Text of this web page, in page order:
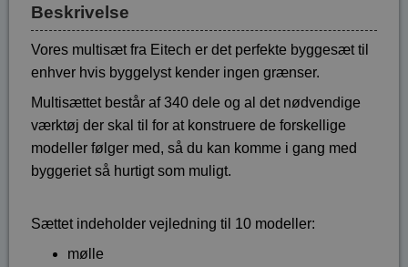
Beskrivelse
Vores multisæt fra Eitech er det perfekte byggesæt til
enhver hvis byggelyst kender ingen grænser.
Multisættet består af 340 dele og al det nødvendige
værktøj der skal til for at konstruere de forskellige
modeller følger med, så du kan komme i gang med
byggeriet så hurtigt som muligt.
Sættet indeholder vejledning til 10 modeller:
mølle